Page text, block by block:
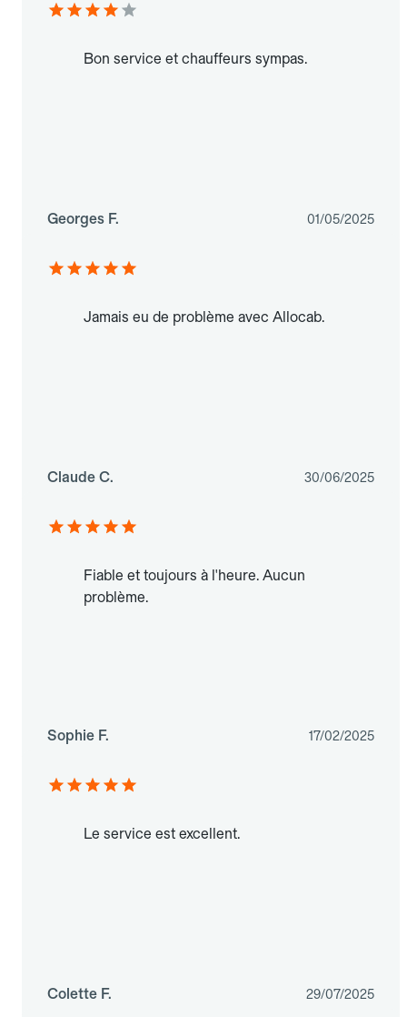
Bon service et chauffeurs sympas.
Georges F. 01/05/2025
Jamais eu de problème avec Allocab.
Claude C. 30/06/2025
Fiable et toujours à l'heure. Aucun
problème.
Sophie F. 17/02/2025
Le service est excellent.
Colette F. 29/07/2025